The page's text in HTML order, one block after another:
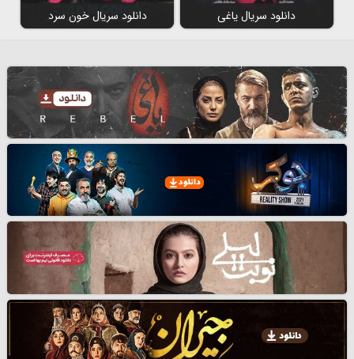
دانلود سریال یاغی دانلود سریال خون سرد